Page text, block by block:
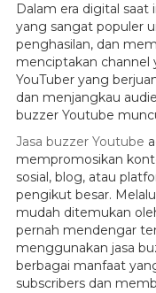
Dalam era digital
yang sangat populer
penghasilan, dan
menciptakan channel
YouTuber yang
dan menjangkau
buzzer Youtube
Jasa buzzer Youtube
mempromosikan
sosial, blog, atau
pengikut besar.
mudah ditemukan
pernah mendengar
menggunakan jasa
berbagai manfaat
subscribers dan